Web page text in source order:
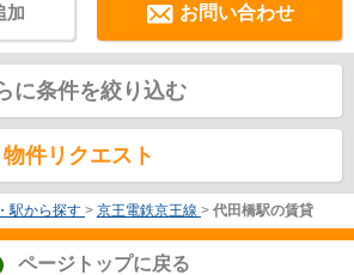
お問い合わせ
加
に条件を絞り込む
物件リクエスト
駅から探す > 京王電鉄京王線 > 代田橋駅の賃貸
ページトップに戻る